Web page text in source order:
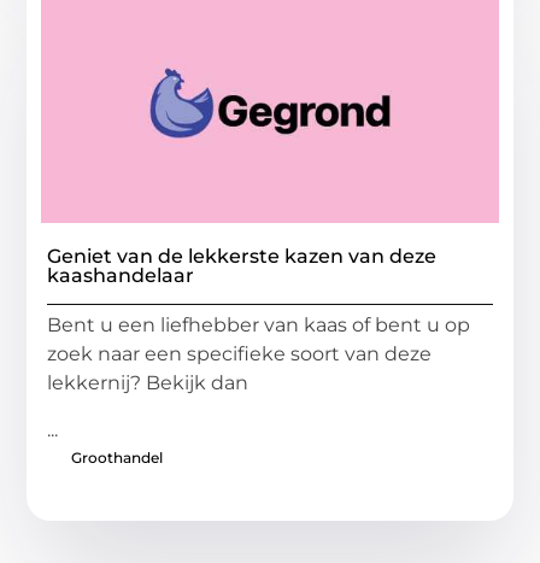
Geniet van de lekkerste kazen van deze
kaashandelaar
Bent u een liefhebber van kaas of bent u op
zoek naar een specifieke soort van deze
lekkernij? Bekijk dan
...
Groothandel